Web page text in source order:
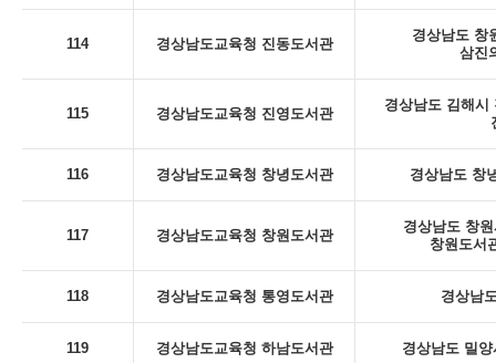
114 경상남도교육청 진동도서관
경상남도 창
삼진
115 경상남도교육청 진영도서관
경상남도 김해시
116 경상남도교육청 창녕도서관 경상남도 창
117 경상남도교육청 창원도서관
경상남도 창
창원도서
118 경상남도교육청 통영도서관 경상남
119 경상남도교육청 하남도서관 경상남도 밀